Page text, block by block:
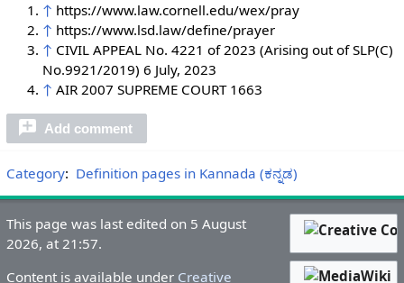
↑ https://www.law.cornell.edu/wex/pray
↑ https://www.lsd.law/define/prayer
↑ CIVIL APPEAL No. 4221 of 2023 (Arising out of SLP(C)
No.9921/2019) 6 July, 2023
↑ AIR 2007 SUPREME COURT 1663
Add comment
Category: Definition pages in Kannada (ಕನ್ನಡ)
This page was last edited on 5 August
2026, at 21:57.
Content is available under Creative